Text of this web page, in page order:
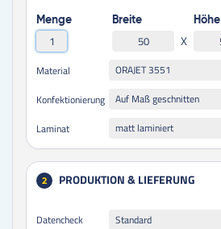
Menge Breite
X
Höhe
Material
ORAJET 3551
Konfektionierung
Auf Maß geschnitten
Laminat
matt laminiert
2 PRODUKTION & LIEFERUNG
Datencheck
Standard